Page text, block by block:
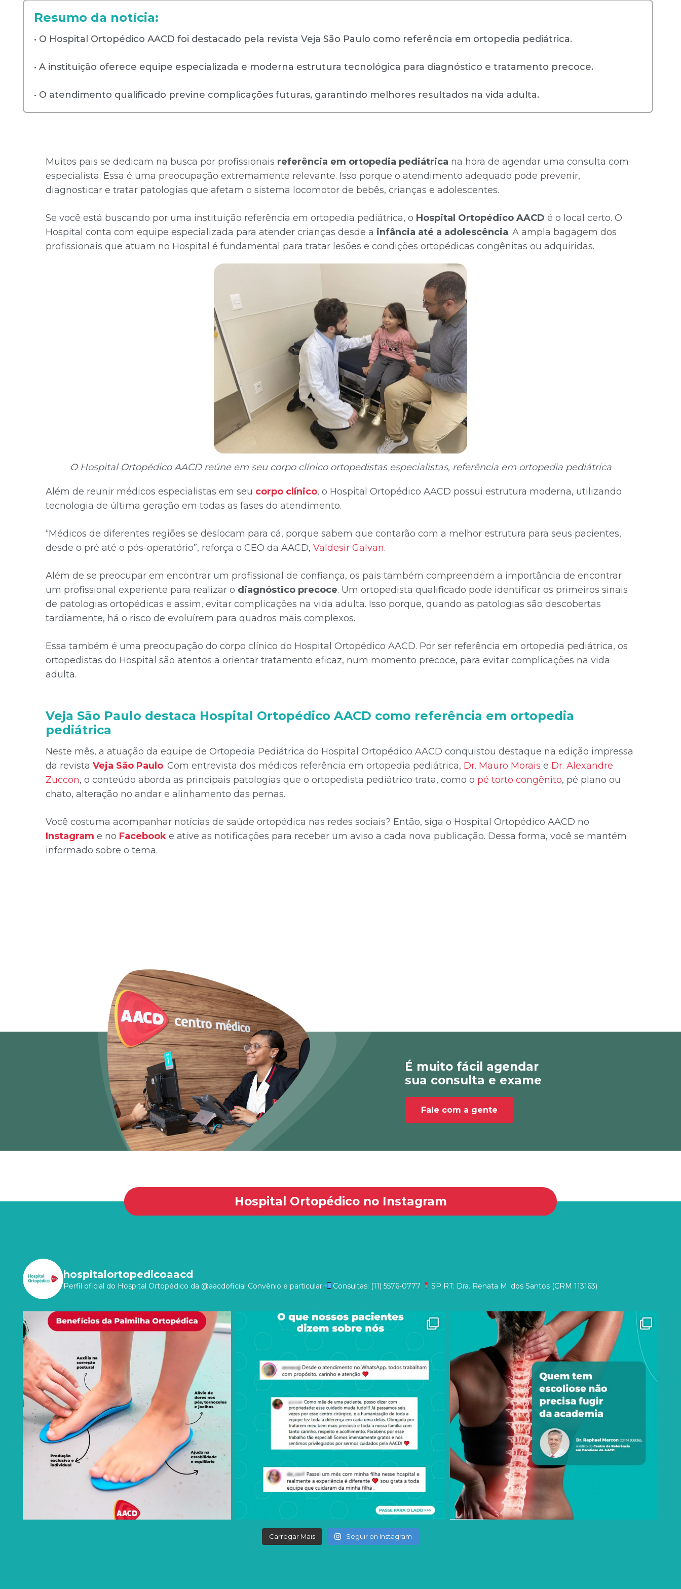
Resumo da notícia:
• O Hospital Ortopédico AACD foi destacado pela revista Veja São Paulo como referência em ortopedia pediátrica.
• A instituição oferece equipe especializada e moderna estrutura tecnológica para diagnóstico e tratamento precoce.
• O atendimento qualificado previne complicações futuras, garantindo melhores resultados na vida adulta.
Muitos pais se dedicam na busca por profissionais referência em ortopedia pediátrica na hora de agendar uma consulta com
especialista. Essa é uma preocupação extremamente relevante. Isso porque o atendimento adequado pode prevenir,
diagnosticar e tratar patologias que afetam o sistema locomotor de bebês, crianças e adolescentes.
Se você está buscando por uma instituição referência em ortopedia pediátrica, o Hospital Ortopédico AACD é o local certo. O
Hospital conta com equipe especializada para atender crianças desde a infância até a adolescência. A ampla bagagem dos
profissionais que atuam no Hospital é fundamental para tratar lesões e condições ortopédicas congênitas ou adquiridas.
O Hospital Ortopédico AACD reúne em seu corpo clínico ortopedistas especialistas, referência em ortopedia pediátrica
Além de reunir médicos especialistas em seu corpo clínico, o Hospital Ortopédico AACD possui estrutura moderna, utilizando
tecnologia de última geração em todas as fases do atendimento.
“Médicos de diferentes regiões se deslocam para cá, porque sabem que contarão com a melhor estrutura para seus pacientes,
desde o pré até o pós-operatório”, reforça o CEO da AACD, Valdesir Galvan.
Além de se preocupar em encontrar um profissional de confiança, os pais também compreendem a importância de encontrar
um profissional experiente para realizar o diagnóstico precoce. Um ortopedista qualificado pode identificar os primeiros sinais
de patologias ortopédicas e assim, evitar complicações na vida adulta. Isso porque, quando as patologias são descobertas
tardiamente, há o risco de evoluírem para quadros mais complexos.
Essa também é uma preocupação do corpo clínico do Hospital Ortopédico AACD. Por ser referência em ortopedia pediátrica, os
ortopedistas do Hospital são atentos a orientar tratamento eficaz, num momento precoce, para evitar complicações na vida
adulta.
Veja São Paulo destaca Hospital Ortopédico AACD como referência em ortopedia
pediátrica
Neste mês, a atuação da equipe de Ortopedia Pediátrica do Hospital Ortopédico AACD conquistou destaque na edição impressa
da revista Veja São Paulo. Com entrevista dos médicos referência em ortopedia pediátrica, Dr. Mauro Morais e Dr. Alexandre
Zuccon, o conteúdo aborda as principais patologias que o ortopedista pediátrico trata, como o pé torto congênito, pé plano ou
chato, alteração no andar e alinhamento das pernas.
Você costuma acompanhar notícias de saúde ortopédica nas redes sociais? Então, siga o Hospital Ortopédico AACD no
Instagram e no Facebook e ative as notificações para receber um aviso a cada nova publicação. Dessa forma, você se mantém
informado sobre o tema.
É muito fácil agendar
sua consulta e exame
Fale com a gente
Hospital Ortopédico no Instagram
hospitalortopedicoaacd
Perfil oficial do Hospital Ortopédico da @aacdoficial Convênio e particular Consultas: (11) 5576-0777 SP RT: Dra. Renata M. dos Santos (CRM 113163)
Carregar Mais Seguir on Instagram